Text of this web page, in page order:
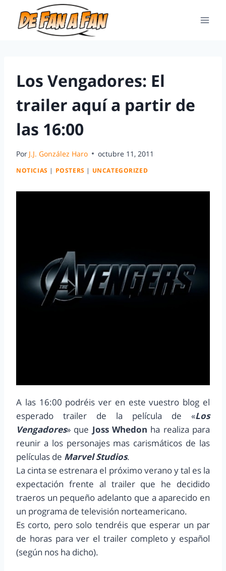
Los Vengadores: El
trailer aquí a partir de
las 16:00
Por J.J. González Haro octubre 11, 2011
NOTICIAS | POSTERS | UNCATEGORIZED
A las 16:00 podréis ver en este vuestro blog el
esperado trailer de la película de «Los
Vengadores» que Joss Whedon ha realiza para
reunir a los personajes mas carismáticos de las
películas de Marvel Studios.
La cinta se estrenara el próximo verano y tal es la
expectación frente al trailer que he decidido
traeros un pequeño adelanto que a aparecido en
un programa de televisión norteamericano.
Es corto, pero solo tendréis que esperar un par
de horas para ver el trailer completo y español
(según nos ha dicho).